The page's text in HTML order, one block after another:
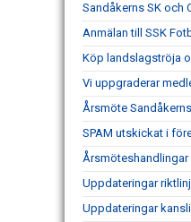
Sandåkerns SK och
Anmälan till SSK
Köp landslagströja
Vi uppgraderar
Årsmöte
SPAM utskickat i
Årsmöteshandlingar
Uppdateringar
Uppdateringar